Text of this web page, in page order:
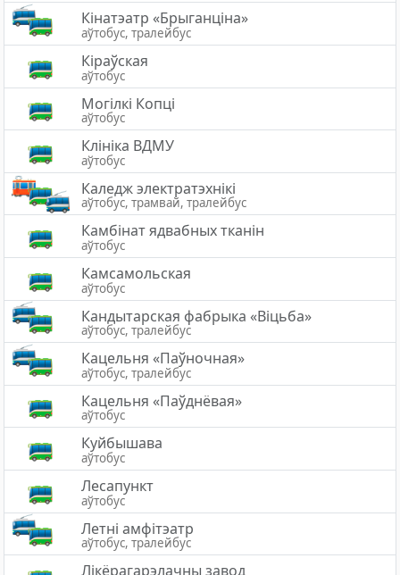
Кінатэатр «Брыганціна»
аўтобус, тралейбус
Кіраўская
аўтобус
Могілкі Копці
аўтобус
Клініка ВДМУ
аўтобус
Каледж электратэхнiкi
аўтобус, трамвай, тралейбус
Камбінат ядвабных тканін
аўтобус
Камсамольская
аўтобус
Кандытарская фабрыка «Віцьба»
аўтобус, тралейбус
Кацельня «Паўночная»
аўтобус, тралейбус
Кацельня «Паўднёвая»
аўтобус
Куйбышава
аўтобус
Лесапункт
аўтобус
Летні амфітэатр
аўтобус, тралейбус
Лікёрагарэлачны завод